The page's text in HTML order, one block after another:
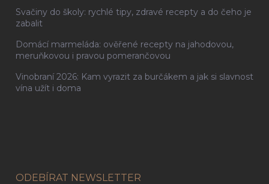
Svačiny do školy: rychlé tipy, zdravé recepty a do čeho je
zabalit
Domácí marmeláda: ověřené recepty na jahodovou,
meruňkovou i pravou pomerančovou
Vinobraní 2026: Kam vyrazit za burčákem a jak si slavnost
vína užít i doma
ODEBÍRAT NEWSLETTER